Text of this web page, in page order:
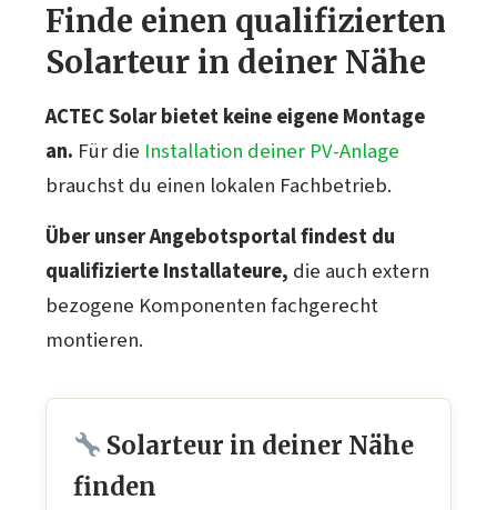
Finde einen qualifizierten
Solarteur in deiner Nähe
ACTEC Solar bietet keine eigene Montage
an. Für die Installation deiner PV-Anlage
brauchst du einen lokalen Fachbetrieb.
Über unser Angebotsportal findest du
qualifizierte Installateure, die auch extern
bezogene Komponenten fachgerecht
montieren.
Solarteur in deiner Nähe
finden